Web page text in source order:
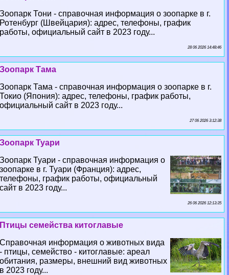
Зоопарк Тони - справочная информация о зоопарке в г.
Ротенбург (Швейцария): адрес, телефоны, график
работы, официальный сайт в 2023 году...
28 06 2026 14:48:46
Зоопарк Тама
Зоопарк Тама - справочная информация о зоопарке в г.
Токио (Япония): адрес, телефоны, график работы,
официальный сайт в 2023 году...
27 06 2026 3:12:38
Зоопарк Туари
Зоопарк Туари - справочная информация о
зоопарке в г. Туари (Франция): адрес,
телефоны, график работы, официальный
сайт в 2023 году...
26 06 2026 12:13:35
Птицы семейства китоглавые
Справочная информация о животных вида
- птицы, семейство - китоглавые: ареал
обитания, размеры, внешний вид животных
в 2023 году...